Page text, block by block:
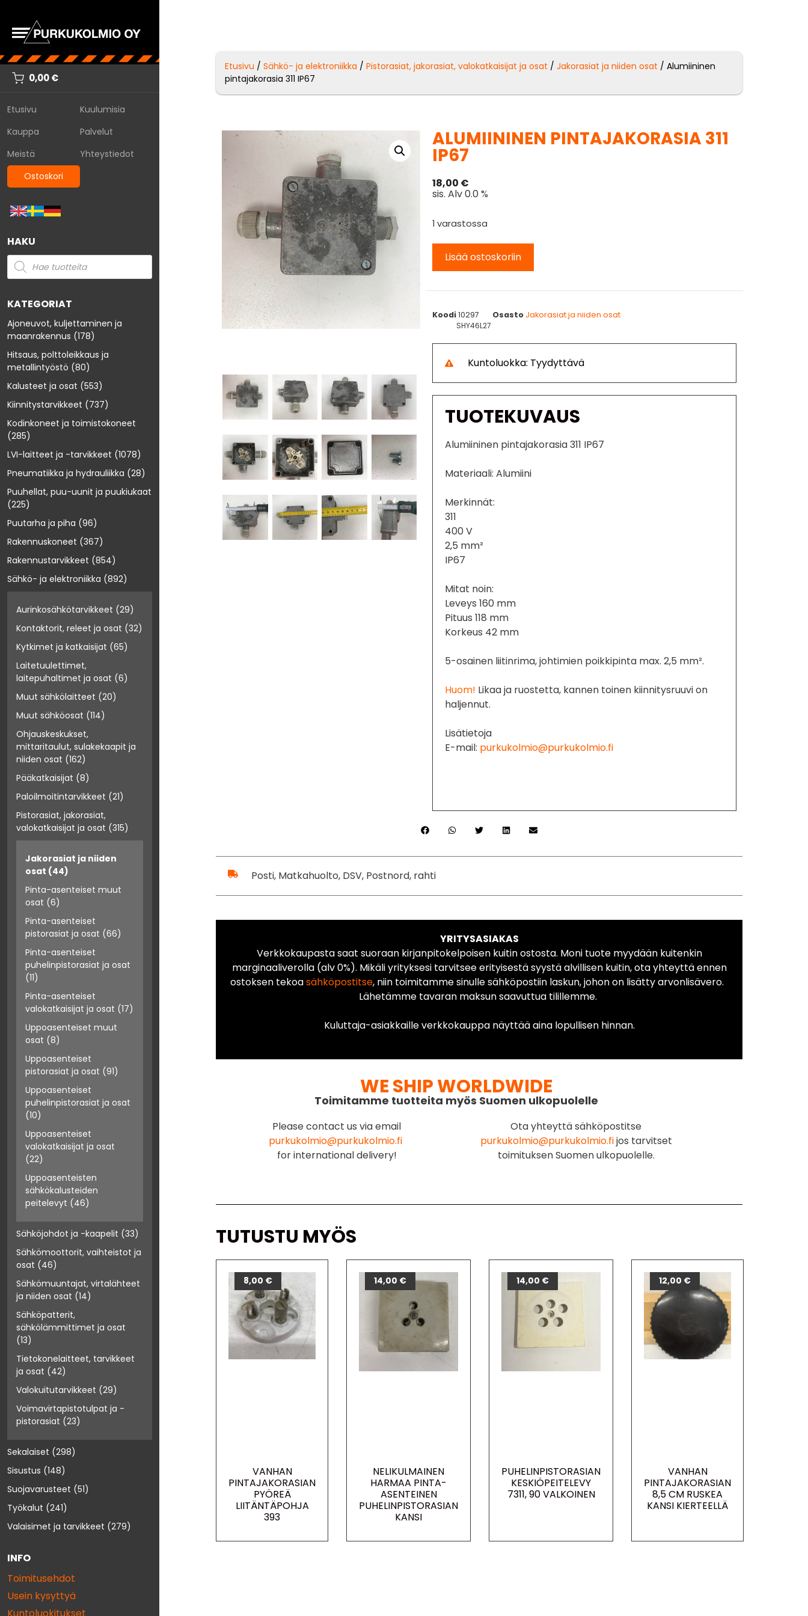
0,00€
Etusivu
Kuulumisia
Kauppa
Palvelut
Meistä
Yhteystiedot
Ostoskori
HAKU
KATEGORIAT
Ajoneuvot, kuljettaminen ja
maanrakennus (178)
Hitsaus, polttoleikkaus ja
metallintyöstö (80)
Kalusteet ja osat (553)
Kiinnitystarvikkeet (737)
Kodinkoneet ja toimistokoneet
(285)
LVI-laitteet ja -tarvikkeet (1078)
Pneumatiikka ja hydrauliikka (28)
Puuhellat, puu-uunit ja puukiukaat
(225)
Puutarha ja piha (96)
Rakennuskoneet (367)
Rakennustarvikkeet (854)
Sähkö- ja elektroniikka (892)
Aurinkosähkötarvikkeet (29)
Kontaktorit, releet ja osat (32)
Kytkimet ja katkaisijat (65)
Laitetuulettimet,
laitepuhaltimet ja osat (6)
Muut sähkölaitteet (20)
Muut sähköosat (114)
Ohjauskeskukset,
mittaritaulut, sulakekaapit ja
niiden osat (162)
Pääkatkaisijat (8)
Paloilmoitintarvikkeet (21)
Pistorasiat, jakorasiat,
valokatkaisijat ja osat (315)
Jakorasiat ja niiden
osat (44)
Pinta-asenteiset muut
osat (6)
Pinta-asenteiset
pistorasiat ja osat (66)
Pinta-asenteiset
puhelinpistorasiat ja osat
(11)
Pinta-asenteiset
valokatkaisijat ja osat (17)
Uppoasenteiset muut
osat (8)
Uppoasenteiset
pistorasiat ja osat (91)
Uppoasenteiset
puhelinpistorasiat ja osat
(10)
Uppoasenteiset
valokatkaisijat ja osat
(22)
Uppoasenteisten
sähkökalusteiden
peitelevyt (46)
Sähköjohdot ja -kaapelit (33)
Sähkömoottorit, vaihteistot ja
osat (46)
Sähkömuuntajat, virtalähteet
ja niiden osat (14)
Sähköpatterit,
sähkölämmittimet ja osat
(13)
Tietokonelaitteet, tarvikkeet
ja osat (42)
Valokuitutarvikkeet (29)
Voimavirtapistotulpat ja -
pistorasiat (23)
Sekalaiset (298)
Sisustus (148)
Suojavarusteet (51)
Työkalut (241)
Valaisimet ja tarvikkeet (279)
INFO
Toimitusehdot
Usein kysyttyä
Etusivu /Sähkö- ja elektroniikka /Pistorasiat, jakorasiat, valokatkaisijat ja osat /Jakorasiat ja niiden osat / Alumiininen
pintajakorasia 311 IP67
ALUMIININEN PINTAJAKORASIA 311
IP67
18,00 €
sis. Alv 0.0 %
1 varastossa
Lisää ostoskoriin
Koodi10297 Osasto Jakorasiat ja niiden osat
SHY46L27
Kuntoluokka: Tyydyttävä
TUOTEKUVAUS
Alumiininen pintajakorasia 311 IP67
Materiaali: Alumiini
Merkinnät:
311
400 V
2,5 mm²
IP67
Mitat noin:
Leveys 160 mm
Pituus 118 mm
Korkeus 42 mm
5-osainen liitinrima, johtimien poikkipinta max. 2,5 mm².
Huom! Likaa ja ruostetta, kannen toinen kiinnitysruuvi on
haljennut.
Lisätietoja
E-mail: purkukolmio@purkukolmio.fi
Posti, Matkahuolto, DSV, Postnord, rahti
YRITYSASIAKAS
Verkkokaupasta saat suoraan kirjanpitokelpoisen kuitin ostosta. Moni tuote myydään kuitenkin
marginaaliverolla (alv 0%). Mikäli yrityksesi tarvitsee erityisestä syystä alvillisen kuitin, ota yhteyttä ennen
ostoksen tekoasähköpostitse, niin toimitamme sinulle sähköpostiin laskun, johon on lisätty arvonlisävero.
Lähetämme tavaran maksun saavuttua tilillemme.
Kuluttaja-asiakkaille verkkokauppa näyttää aina lopullisen hinnan.
WE SHIP WORLDWIDE
Toimitamme tuotteita myös Suomen ulkopuolelle
Please contact us via email
purkukolmio@purkukolmio.fi
for international delivery!
Ota yhteyttä sähköpostitse
purkukolmio@purkukolmio.fijos tarvitset
toimituksen Suomen ulkopuolelle.
TUTUSTU MYÖS
VANHAN
PINTAJAKORASIAN
PYÖREÄ
LIITÄNTÄPOHJA
393
8,00 €
NELIKULMAINEN
HARMAA PINTA-
ASENTEINEN
PUHELINPISTORASIAN
KANSI
14,00 €
PUHELINPISTORASIAN
KESKIÖPEITELEVY
7311, 90 VALKOINEN
14,00 €
VANHAN
PINTAJAKORASIAN
8,5 CM RUSKEA
KANSI KIERTEELLÄ
12,00 €